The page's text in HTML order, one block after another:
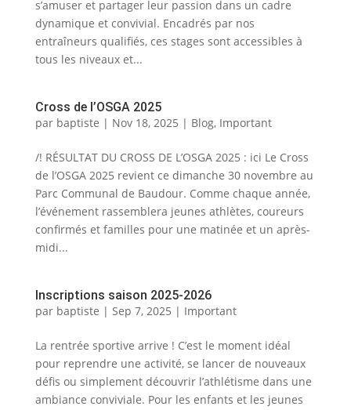
s’amuser et partager leur passion dans un cadre
dynamique et convivial. Encadrés par nos
entraîneurs qualifiés, ces stages sont accessibles à
tous les niveaux et...
Cross de l’OSGA 2025
par baptiste | Nov 18, 2025 | Blog, Important
/! RÉSULTAT DU CROSS DE L’OSGA 2025 : ici Le Cross
de l’OSGA 2025 revient ce dimanche 30 novembre au
Parc Communal de Baudour. Comme chaque année,
l’événement rassemblera jeunes athlètes, coureurs
confirmés et familles pour une matinée et un après-
midi...
Inscriptions saison 2025-2026
par baptiste | Sep 7, 2025 | Important
La rentrée sportive arrive ! C’est le moment idéal
pour reprendre une activité, se lancer de nouveaux
défis ou simplement découvrir l’athlétisme dans une
ambiance conviviale. Pour les enfants et les jeunes